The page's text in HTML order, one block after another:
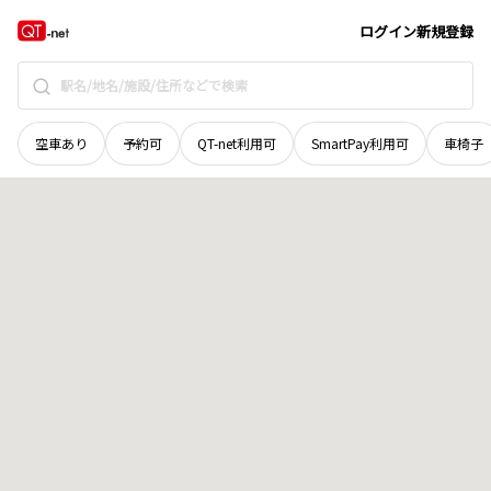
ログイン新規登録
空車あり 予約可 QT-net利用可 SmartPay利用可 車椅子
奈良県